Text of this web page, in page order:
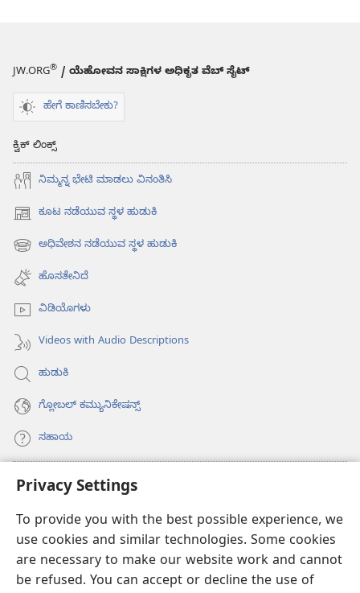
Privacy Settings
To provide you with the best possible experience, we
use cookies and similar technologies. Some cookies
are necessary to make our website work and cannot
be refused. You can accept or decline the use of
JW.ORG® / ಯೆಹೋವನ ಸಾಕ್ಷಿಗಳ ಅಧಿಕೃತ ವೆಬ್ ಸೈಟ್
ಹೇಗೆ ಕಾಣಿಸಬೇಕು?
ಕ್ವಿಕ್ ಲಿಂಕ್ಸ್
ನಿಮ್ಮನ್ನ ಭೇಟಿ ಮಾಡಲು ವಿನಂತಿಸಿ
ಕೂಟ ನಡೆಯುವ ಸ್ಥಳ ಹುಡುಕಿ
(opens
new
window)
ಅಧಿವೇಶನ ನಡೆಯುವ ಸ್ಥಳ ಹುಡುಕಿ
(opens
new
window)
ಹೊಸತೇನಿದೆ
ವಿಡಿಯೊಗಳು
Videos with Audio Descriptions
ಹುಡುಕಿ
ಗ್ಲೋಬಲ್‌ ಕಮ್ಯುನಿಕೇಷನ್ಸ್‌
ಸಹಾಯ
ಕಾಣಿಕೆಗಳು
(opens
window)ವಾಚ್‌ಟವರ್‌ ಆನ್‌ಲೈನ್‌ ಲೈಬ್ರರಿ
(opens
new
window)
®
(opens